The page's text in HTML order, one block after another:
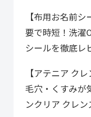
【布用お名前
要で時短！洗濯
シールを徹底レ
【アテニア ク
毛穴・くすみが
ンクリア クレ